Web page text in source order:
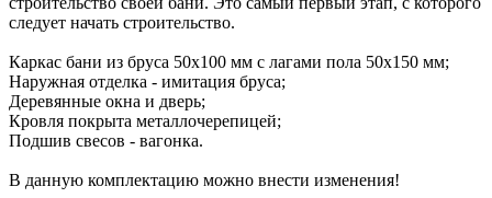
следует начать строительство.
Каркас бани из бруса 50х100 мм с лагами пола 50х150 мм;
Наружная отделка - имитация бруса;
Деревянные окна и дверь;
Кровля покрыта металлочерепицей;
Подшив свесов - вагонка.
В данную комплектацию можно внести изменения!